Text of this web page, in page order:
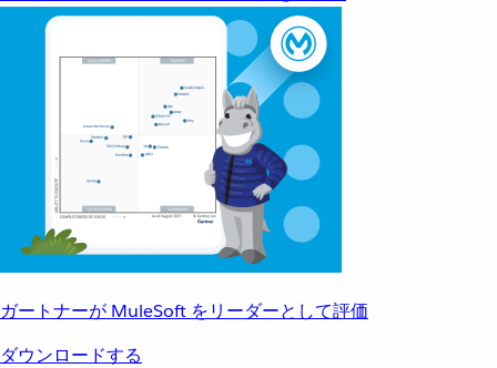
ガートナーが MuleSoft をリーダーとして評価
ダウンロードする